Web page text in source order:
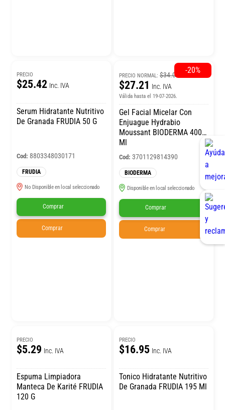
PRECIO
$25.42 Inc. IVA
Serum Hidratante Nutritivo
De Granada FRUDIA 50 G
Cod: 8803348030171
FRUDIA
No Disponible en local seleccionado
Comprar
Comprar
PRECIO NORMAL: $34.01
$27.21 Inc. IVA
Válida hasta el 19-07-2026.
Gel Facial Micelar Con
Enjuague Hydrabio
Moussant BIODERMA 400
Ml
Cod: 3701129814390
BIODERMA
Disponible en local seleccionado
Comprar
Comprar
-20%
PRECIO
$5.29 Inc. IVA
Espuma Limpiadora
Manteca De Karité FRUDIA
120 G
PRECIO
$16.95 Inc. IVA
Tonico Hidratante Nutritivo
De Granada FRUDIA 195 Ml